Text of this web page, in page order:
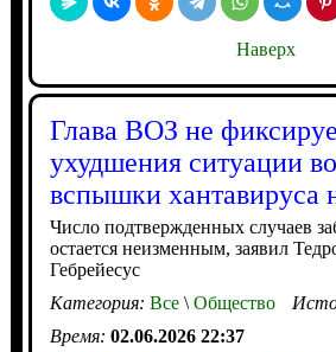
Наверх
Глава ВОЗ не
ухудшения ситуации
вспышки хантавируса
Число подтвержденных случаев
остается неизменным, заявил
Гебрейесус
Категория: Все\Общество
Время: 02.06.2026 22:37